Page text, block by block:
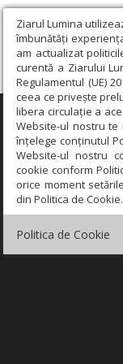
Ziarul Lumina
îmbunătăți
am actualizat
curentă a Ziarului
Regulamentul (UE)
ceea ce privește
libera circulație a
Website-ul nostru te
înțelege conținutul
Website-ul nostru
cookie conform
orice moment
din Politica de Cookie.
Politica de Cookie